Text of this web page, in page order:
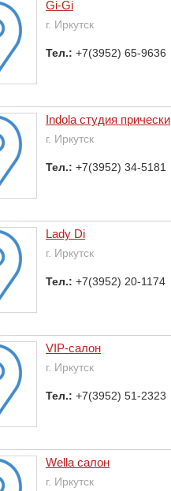
Gi-Gi
г. Иркутск
Тел.: +7(3952) 65-9636
Indola студия прически
г. Иркутск
Тел.: +7(3952) 34-5181
Lady Di
г. Иркутск
Тел.: +7(3952) 20-1174
VIP-салон
г. Иркутск
Тел.: +7(3952) 51-2323
Wella салон
г. Иркутск